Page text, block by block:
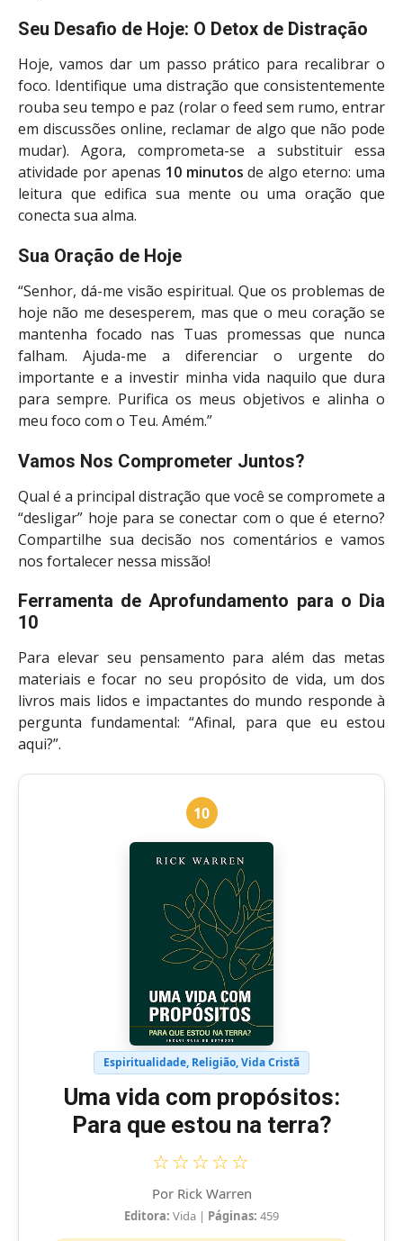
Seu Desafio de Hoje: O Detox de Distração
Hoje, vamos dar um passo prático para recalibrar o
foco. Identifique uma distração que consistentemente
rouba seu tempo e paz (rolar o feed sem rumo, entrar
em discussões online, reclamar de algo que não pode
mudar). Agora, comprometa-se a substituir essa
atividade por apenas 10 minutos de algo eterno: uma
leitura que edifica sua mente ou uma oração que
conecta sua alma.
Sua Oração de Hoje
“Senhor, dá-me visão espiritual. Que os problemas de
hoje não me desesperem, mas que o meu coração se
mantenha focado nas Tuas promessas que nunca
falham. Ajuda-me a diferenciar o urgente do
importante e a investir minha vida naquilo que dura
para sempre. Purifica os meus objetivos e alinha o
meu foco com o Teu. Amém.”
Vamos Nos Comprometer Juntos?
Qual é a principal distração que você se compromete a
“desligar” hoje para se conectar com o que é eterno?
Compartilhe sua decisão nos comentários e vamos
nos fortalecer nessa missão!
Ferramenta de Aprofundamento para o Dia
10
Para elevar seu pensamento para além das metas
materiais e focar no seu propósito de vida, um dos
livros mais lidos e impactantes do mundo responde à
pergunta fundamental: “Afinal, para que eu estou
aqui?”.
10
Espiritualidade, Religião, Vida Cristã
Uma vida com propósitos:
Para que estou na terra?
☆☆☆☆☆
Por Rick Warren
Editora: Vida | Páginas: 459